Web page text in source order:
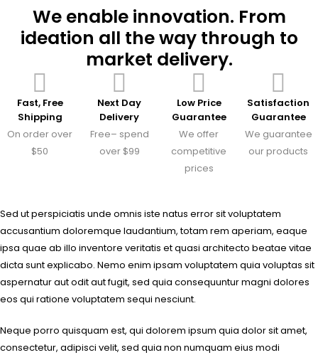
We enable innovation. From
ideation all the way through to
market delivery.
Fast, Free
Shipping
On order over
$50
Next Day
Delivery
Free– spend
over $99
Low Price
Guarantee
We offer
competitive
prices
Satisfaction
Guarantee
We guarantee
our products
Sed ut perspiciatis unde omnis iste natus error sit voluptatem
accusantium doloremque laudantium, totam rem aperiam, eaque
ipsa quae ab illo inventore veritatis et quasi architecto beatae vitae
dicta sunt explicabo. Nemo enim ipsam voluptatem quia voluptas sit
aspernatur aut odit aut fugit, sed quia consequuntur magni dolores
eos qui ratione voluptatem sequi nesciunt.
Neque porro quisquam est, qui dolorem ipsum quia dolor sit amet,
consectetur, adipisci velit, sed quia non numquam eius modi